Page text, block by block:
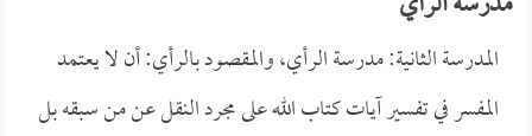
المدرسة الثانية: مدرسة الرأي، والمقصود بالرأي: أن لا يعتمد
المفسر في تفسير آيات كتاب الله على مجرد النقل عن من سبقه بل